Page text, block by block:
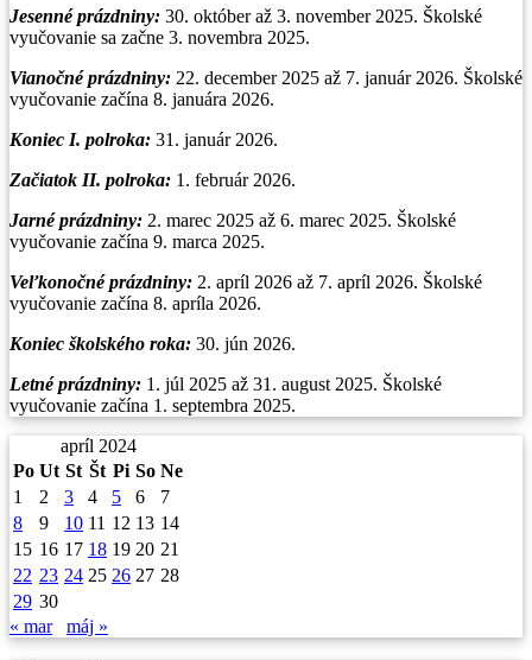
Jesenné prázdniny: 30. október až 3. november 2025. Školské
vyučovanie sa začne 3. novembra 2025.
Vianočné prázdniny: 22. december 2025 až 7. január 2026. Školské
vyučovanie začína 8. januára 2026.
Koniec I. polroka: 31. január 2026.
Začiatok II. polroka: 1. február 2026.
Jarné prázdniny: 2. marec 2025 až 6. marec 2025. Školské
vyučovanie začína 9. marca 2025.
Veľkonočné prázdniny: 2. apríl 2026 až 7. apríl 2026. Školské
vyučovanie začína 8. apríla 2026.
Koniec školského roka: 30. jún 2026.
Letné prázdniny: 1. júl 2025 až 31. august 2025. Školské
vyučovanie začína 1. septembra 2025.
apríl 2024
Po Ut St Št Pi So Ne
1
2 3 4 5 6
7
8
9 10 11 12 13 14
15 16 17 18 19 20 21
22 23 24 25 26 27 28
29 30
« mar
máj »